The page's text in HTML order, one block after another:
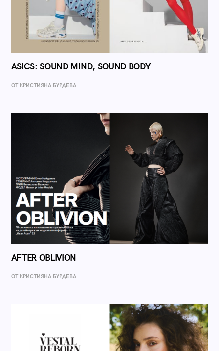
ASICS: SOUND MIND, SOUND BODY
ОТ КРИСТИЯНА БУРДЕВА
AFTER OBLIVION
ОТ КРИСТИЯНА БУРДЕВА